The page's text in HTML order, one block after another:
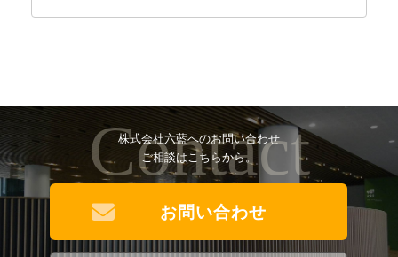
Contact
株式会社六藍へのお問い合わせ
ご相談はこちらから。
お問い合わせ